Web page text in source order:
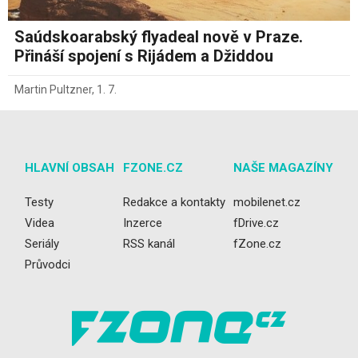
Saúdskoarabský flyadeal nově v Praze.
Přináší spojení s Rijádem a Džiddou
Martin Pultzner, 1. 7.
HLAVNÍ OBSAH
Testy
Videa
Seriály
Průvodci
FZONE.CZ
Redakce a kontakty
Inzerce
RSS kanál
NAŠE MAGAZÍNY
mobilenet.cz
fDrive.cz
fZone.cz